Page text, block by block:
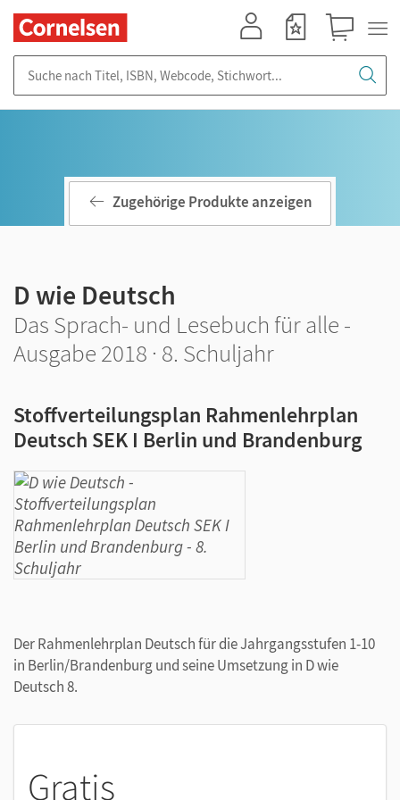
Zugehörige Produkte anzeigen
D wie Deutsch
Das Sprach- und Lesebuch für alle -
Ausgabe 2018 · 8. Schuljahr
Stoffverteilungsplan Rahmenlehrplan
Deutsch SEK I Berlin und Brandenburg
Der Rahmenlehrplan Deutsch für die Jahrgangsstufen 1-10
in Berlin/Brandenburg und seine Umsetzung in D wie
Deutsch 8.
Gratis